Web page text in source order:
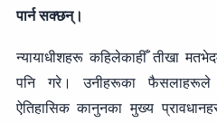
पार्न सक्छन्।
न्यायाधीशहरू कहिलेकाहीँ तीखा
पनि गरे। उनीहरूका फैसलाहरूले
ऐतिहासिक कानुनका मुख्य